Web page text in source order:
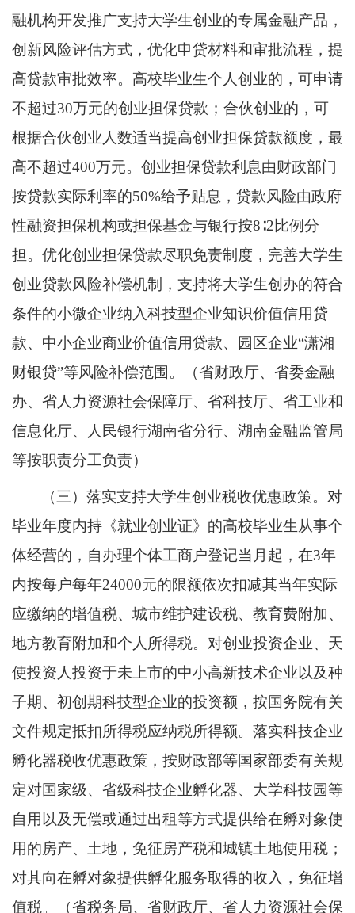
融机构开发推广支持大学生创业的专属金融产品，
创新风险评估方式，优化申贷材料和审批流程，提
高贷款审批效率。高校毕业生个人创业的，可申请
不超过30万元的创业担保贷款；合伙创业的，可
根据合伙创业人数适当提高创业担保贷款额度，最
高不超过400万元。创业担保贷款利息由财政部门
按贷款实际利率的50%给予贴息，贷款风险由政府
性融资担保机构或担保基金与银行按8∶2比例分
担。优化创业担保贷款尽职免责制度，完善大学生
创业贷款风险补偿机制，支持将大学生创办的符合
条件的小微企业纳入科技型企业知识价值信用贷
款、中小企业商业价值信用贷款、园区企业“潇湘
财银贷”等风险补偿范围。（省财政厅、省委金融
办、省人力资源社会保障厅、省科技厅、省工业和
信息化厅、人民银行湖南省分行、湖南金融监管局
等按职责分工负责）
（三）落实支持大学生创业税收优惠政策。对
毕业年度内持《就业创业证》的高校毕业生从事个
体经营的，自办理个体工商户登记当月起，在3年
内按每户每年24000元的限额依次扣减其当年实际
应缴纳的增值税、城市维护建设税、教育费附加、
地方教育附加和个人所得税。对创业投资企业、天
使投资人投资于未上市的中小高新技术企业以及种
子期、初创期科技型企业的投资额，按国务院有关
文件规定抵扣所得税应纳税所得额。落实科技企业
孵化器税收优惠政策，按财政部等国家部委有关规
定对国家级、省级科技企业孵化器、大学科技园等
自用以及无偿或通过出租等方式提供给在孵对象使
用的房产、土地，免征房产税和城镇土地使用税；
对其向在孵对象提供孵化服务取得的收入，免征增
值税。（省税务局、省财政厅、省人力资源社会保